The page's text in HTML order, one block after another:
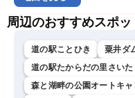
周辺のおすすめスポッ
道の駅ことひき 粟井ダ
道の駅たからだの里さいた
森と湖畔の公園オートキャ